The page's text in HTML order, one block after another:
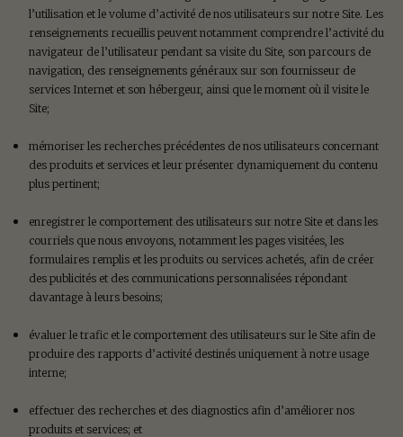
l’utilisation et le volume d’activité de nos utilisateurs sur notre Site. Les
renseignements recueillis peuvent notamment comprendre l’activité du
navigateur de l’utilisateur pendant sa visite du Site, son parcours de
navigation, des renseignements généraux sur son fournisseur de
services Internet et son hébergeur, ainsi que le moment où il visite le
Site;
mémoriser les recherches précédentes de nos utilisateurs concernant
des produits et services et leur présenter dynamiquement du contenu
plus pertinent;
enregistrer le comportement des utilisateurs sur notre Site et dans les
courriels que nous envoyons, notamment les pages visitées, les
formulaires remplis et les produits ou services achetés, afin de créer
des publicités et des communications personnalisées répondant
davantage à leurs besoins;
évaluer le trafic et le comportement des utilisateurs sur le Site afin de
produire des rapports d’activité destinés uniquement à notre usage
interne;
effectuer des recherches et des diagnostics afin d’améliorer nos
produits et services; et